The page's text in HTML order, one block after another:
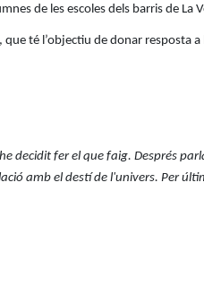
de les escoles dels barris de La
té l’objectiu de donar resposta
decidit fer el que faig. Després
amb el destí de l'univers. Per